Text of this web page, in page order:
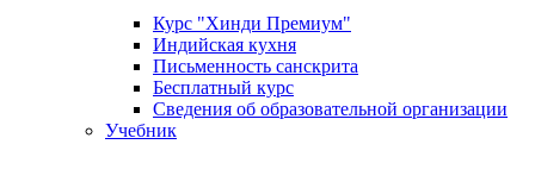
Курс "Хинди Премиум"
Индийская кухня
Письменность санскрита
Бесплатный курс
Сведения об образовательной организации
Учебник